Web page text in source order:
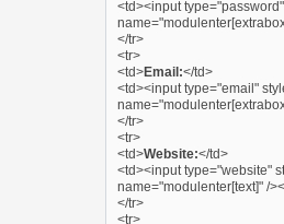
<td><input
</tr>
<tr>
<td>Email:</td>
<td><input type="email"
</tr>
<tr>
<td>Website:</td>
<td><input type="website"
name="modulenter[text]" /
</tr>
<tr>